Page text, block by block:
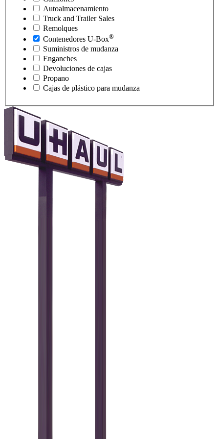
Autoalmacenamiento
Truck and Trailer Sales
Remolques
Contenedores U-Box®
Suministros de mudanza
Enganches
Devoluciones de cajas
Propano
Cajas de plástico para mudanza